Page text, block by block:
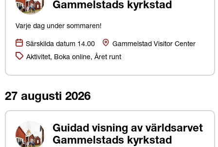
Gammelstads kyrkstad
Varje dag under sommaren!
Datum:
Särskilda datum 14.00 Plats
Gammelstad Visitor Center
Kategorier:
Aktivitet, Boka online, Året runt
27 augusti 2026
Guidad visning av världsarvet
Gammelstads kyrkstad